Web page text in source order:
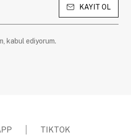
KAYIT OL
kabul ediyorum.
TIKTOK